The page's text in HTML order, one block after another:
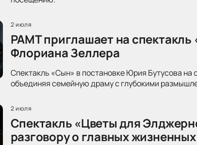
2 июля
РАМТ приглашает на
Флориана Зеллера
Спектакль «Сын» в постановке Юрия Бутусова
объединяя семейную драму с глубокими
2 июля
Спектакль «Цветы для
разговору о главных